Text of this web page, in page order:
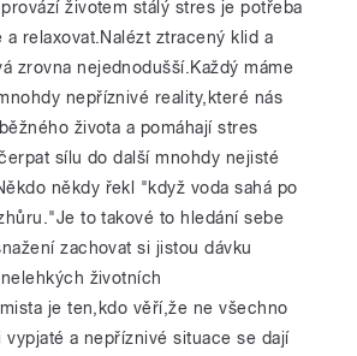
životem stálý stres je potřeba
a relaxovat.Nalézt ztracený klid a
zrovna nejednodušší.Každý máme
nepříznivé reality,které nás
života a pomáhají stres
sílu do další mnohdy nejisté
někdy řekl "když voda sahá po
to takové to hledání sebe
zachovat si jistou dávku
životních
je ten,kdo věří,že ne všechno
vypjaté a nepříznivé situace se dají